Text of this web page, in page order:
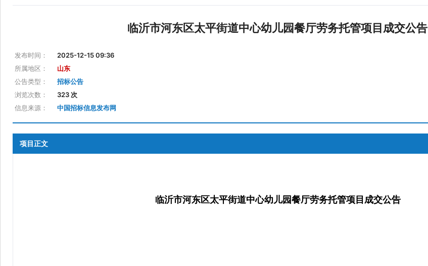
临沂市河东区太平街道中心幼儿园餐厅劳务托管项目成交公告
发布时间：
2025-12-15 09:36
所属地区：
山东
公告类型：
招标公告
浏览次数：
323 次
信息来源：
中国招标信息发布网
项目正文